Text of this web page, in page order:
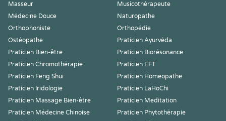
Masseur
Musicothérapeute
Médecine Douce
Naturopathe
Orthophoniste
Orthopédie
Ostéopathe
Praticien Ayurvéda
Praticien Bien-être
Praticien Biorésonance
Praticien Chromothérapie
Praticien EFT
Praticien Feng Shui
Praticien Homeopathe
Praticien Iridologie
Praticien LaHoChi
Praticien Massage Bien-être
Praticien Meditation
Praticien Médecine Chinoise
Praticien Phytothérapie